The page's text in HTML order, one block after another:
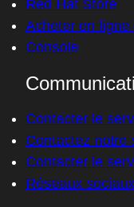
Red Hat Store
Acheter en ligne
Console
Contacter le
Contactez notre
Contacter le
Réseaux sociaux